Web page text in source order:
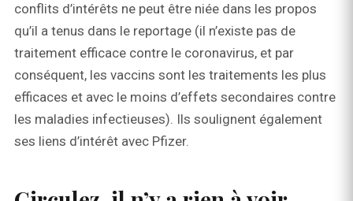
conflits d’intérêts ne peut être niée dans les propos
qu’il a tenus dans le reportage (il n’existe pas de
traitement efficace contre le coronavirus, et par
conséquent, les vaccins sont les traitements les plus
efficaces et avec le moins d’effets secondaires contre
les maladies infectieuses). Ils soulignent également
ses liens d’intérêt avec Pfizer.